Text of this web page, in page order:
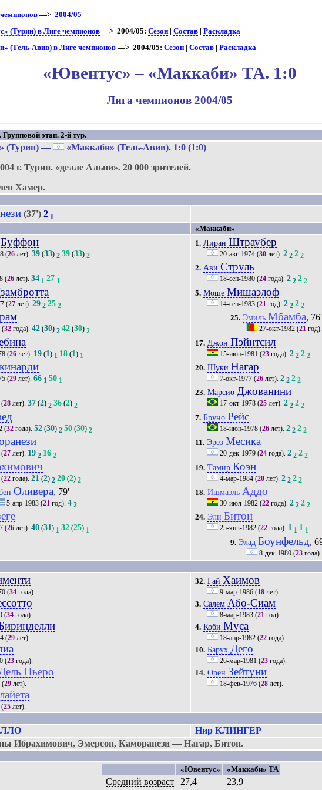
—>2004/05
(Турин) в Лиге чемпионов —> 2004/05:Сезон |Состав |Раскладка |
(Тель-Авив) в Лиге чемпионов —> 2004/05:Сезон |Состав |Раскладка |
«Ювентус» – «Маккаби» ТА. 1:0
Лига чемпионов 2004/05
этап. 2-й тур.
(Турин) — «Маккаби» (Тель-Авив). 1:0 (1:0)
г.Турин. «делле Альпи».20 000 зрителей.
Хамер.
(37')2 1
«Маккаби»
Буффон
(26 лет).39 (33) 2 39 (33) 2
(26 лет).34 1 27 1
(27 лет).29 2 25 2
(32 года).42 (30) 2 42 (30) 2
(26 лет). 19 (1) 1 18 (1) 1
(29 лет).66 1 50 1
(28 лет).37 (2) 2 36 (2) 2
(32 года).52 (30) 2 50 (30) 2
(27 лет). 19 2 16 2
(22 года).21 (2) 2 20 (2) 2
Оливера, 79'
5-апр-1983(21год). 4 2
(26 лет).40 (31) 1 32 (25) 1
1. Лиран Штраубер
20-авг-1974 (30 лет).2 2 2 2
2. АвиСтруль
18-сен-1980 (24 года).2 2 2 2
5. Моше Мишаэлоф
14-сен-1983 (21 год).2 2 2 2
25. Эмиль Мбамба, 76'
27-окт-1982(21год).
17. Джон Пэйнтсил
15-июн-1981 (23 года).2 2 2 2
20. Шуки Нагар
7-окт-1977 (26 лет).2 2 2 2
23. МарсиоДжованини
17-окт-1978 (25 лет).2 2 2 2
7. Бруно Рейс
18-июн-1978 (26 лет).2 2 2 2
11. Эрез Месика
20-дек-1979 (24 года).2 2 2 2
19. Тамир Коэн
4-мар-1984 (20 лет).2 2 2 2
18. Ишмаэль Аддо
30-июл-1982 (22 года).2 2 2 2
24. ЭлиБитон
25-янв-1982 (22 года). 1 1 1 1
9. Элад Боунфельд,
8-дек-1980(23года).
(34 года).
(34 года).
(29 лет).
(23 года).
Дель Пьеро
(29 лет).
(25 лет).
32. Гай Хаимов
9-мар-1986 (18 лет).
3. Салем Або-Сиам
8-мар-1983 (21 год).
4. Коби Муса
18-апр-1982 (22 года).
10. Барух Дего
26-мар-1981 (23 года).
14. Орен Зейтуни
18-фев-1976 (28 лет).
Нир КЛИНГЕР
Ибрахимович, Эмерсон, Каморанези — Нагар, Битон.
«Ювентус»
«Маккаби» ТА
Средний возраст 27,4
23,9